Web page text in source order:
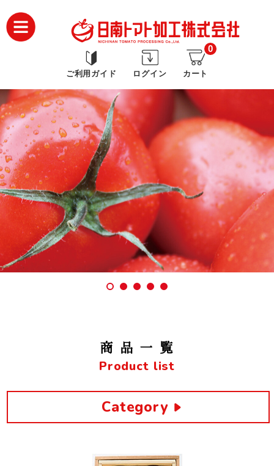
ご利用ガイド ログイン カート
0
商品一覧
Product list
Category